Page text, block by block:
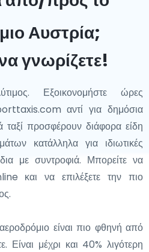
και απολαύστε
εμπνεύστηκε αμέτρητους
εκπλήξεις, προσφέροντας
κλάσης και ζωντανές
μαγευτικές αλπικές θέατρες.
Schnitzel, απολαμβάνετε ένα
γοητευτικά χωριά, η
εμπειρία.
Μπρατισλάβα. Η Λιντς, που
Δούναβη, γιορτάζεται για
Κέντρο Ars Electronica.
πόλεις συμβάλλει στον
αργαλειό της Κεντρικής
θερμά λουτρά της
στους δρόμους της
προσφέρουν ποικίλες και
λίγα χιλιόμετρα μακριά από
Αυστρία;
γνωρίζετε!
Εξοικονομήστε ώρες
αντί για δημόσια
ταξί προσφέρουν διάφορα είδη
κατάλληλα για ιδιωτικές
με συντροφιά. Μπορείτε να
και να επιλέξετε την πιο
είναι πιο φθηνή από
Είναι μέχρι και 40% λιγότερη